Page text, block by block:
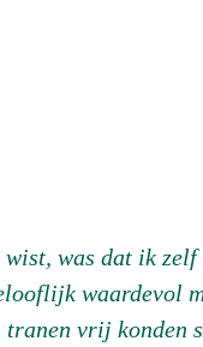
was dat ik zelf
waardevol
vrij konden